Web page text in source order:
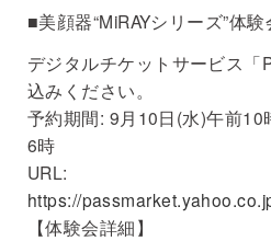
■美顔器“MiRAYシリーズ”体
デジタルチケットサービス「
込みください。
予約期間: 9月10日(水)午前10
6時
URL:
https://
【体験会詳細】